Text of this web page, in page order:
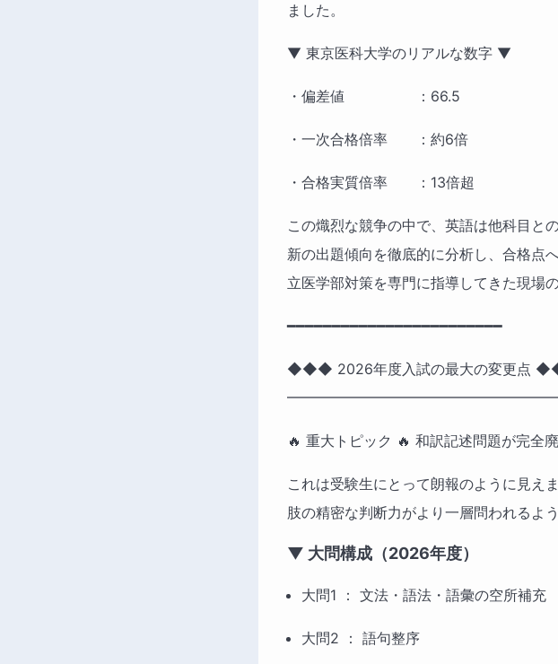
ました。
▼ 東京医科大学のリアルな数字 ▼
・偏差値　　　　　：66.5
・一次合格倍率　　：約6倍
・合格実質倍率　　：13倍超
この熾烈な競争の中で、英語は他科目と
新の出題傾向を徹底的に分析し、合格点
立医学部対策を専門に指導してきた現場
━━━━━━━━━━━━━━━━━━━━━━━━
◆◆◆ 2026年度入試の最大の変更点
🔥 重大トピック 🔥 和訳記述問題が完全
これは受験生にとって朗報のように見え
肢の精密な判断力がより一層問われるよ
▼ 大問構成（2026年度）
大問1 ： 文法・語法・語彙の空所補充
大問2 ： 語句整序